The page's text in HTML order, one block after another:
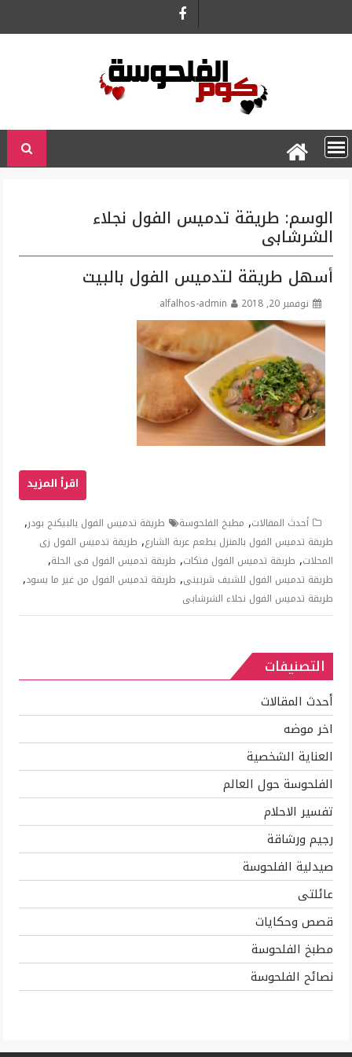
الوسم: طريقة تدميس الفول نجلاء
الشرشابى
أسهل طريقة لتدميس الفول بالبيت
نوفمبر 20, 2018 alfalhos-admin
أحدث المقالات, مطبخ الفلحوسة طريقة تدميس الفول بالبيكنج بودر,
طريقة تدميس الفول بالمنزل بطعم عربة الشارع, طريقة تدميس الفول زى
المحلات, طريقة تدميس الفول فتكات, طريقة تدميس الفول فى الحلة,
طريقة تدميس الفول للشيف شربينى, طريقة تدميس الفول من غير ما يسود,
طريقة تدميس الفول نجلاء الشرشابى
التصنيفات
أحدث المقالات
اخر موضه
العناية الشخصية
الفلحوسة حول العالم
تفسير الاحلام
رجيم ورشاقة
صيدلية الفلحوسة
عائلتى
قصص وحكايات
مطبخ الفلحوسة
نصائح الفلحوسة